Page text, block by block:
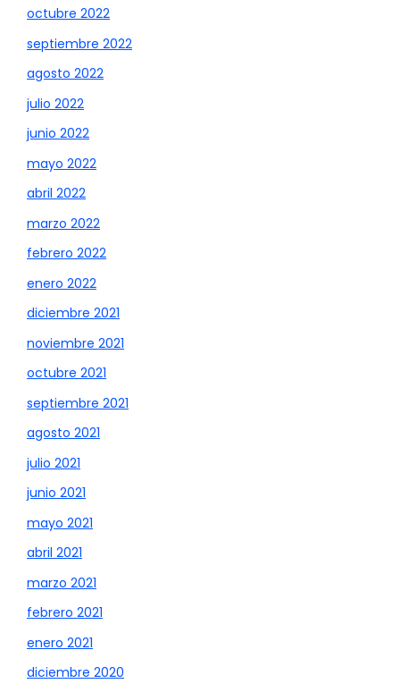
octubre 2022
septiembre 2022
agosto 2022
julio 2022
junio 2022
mayo 2022
abril 2022
marzo 2022
febrero 2022
enero 2022
diciembre 2021
noviembre 2021
octubre 2021
septiembre 2021
agosto 2021
julio 2021
junio 2021
mayo 2021
abril 2021
marzo 2021
febrero 2021
enero 2021
diciembre 2020